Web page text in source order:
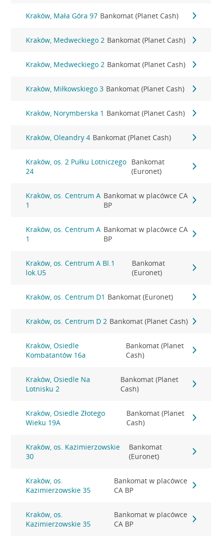
Kraków, Mała Góra 97 Bankomat (Planet Cash)
Kraków, Medweckiego 2 Bankomat (Planet Cash)
Kraków, Medweckiego 2 Bankomat (Planet Cash)
Kraków, Miłkowskiego 3 Bankomat (Planet Cash)
Kraków, Norymberska 1 Bankomat (Planet Cash)
Kraków, Oleandry 4 Bankomat (Planet Cash)
Kraków, os. 2 Pułku Lotniczego
24
Bankomat
(Euronet)
Kraków, os. Centrum A
1
Bankomat w placówce CA
BP
Kraków, os. Centrum A
1
Bankomat w placówce CA
BP
Kraków, os. Centrum A Bl.1
lok.U5
Bankomat
(Euronet)
Kraków, os. Centrum D1 Bankomat (Euronet)
Kraków, os. Centrum D 2 Bankomat (Planet Cash)
Kraków, Osiedle
Kombatantów 16a
Bankomat (Planet
Cash)
Kraków, Osiedle Na
Lotnisku 2
Bankomat (Planet
Cash)
Kraków, Osiedle Złotego
Wieku 19A
Bankomat (Planet
Cash)
Kraków, os. Kazimierzowskie
30
Bankomat
(Euronet)
Kraków, os.
Kazimierzowskie 35
Bankomat w placówce
CA BP
Kraków, os.
Kazimierzowskie 35
Bankomat w placówce
CA BP